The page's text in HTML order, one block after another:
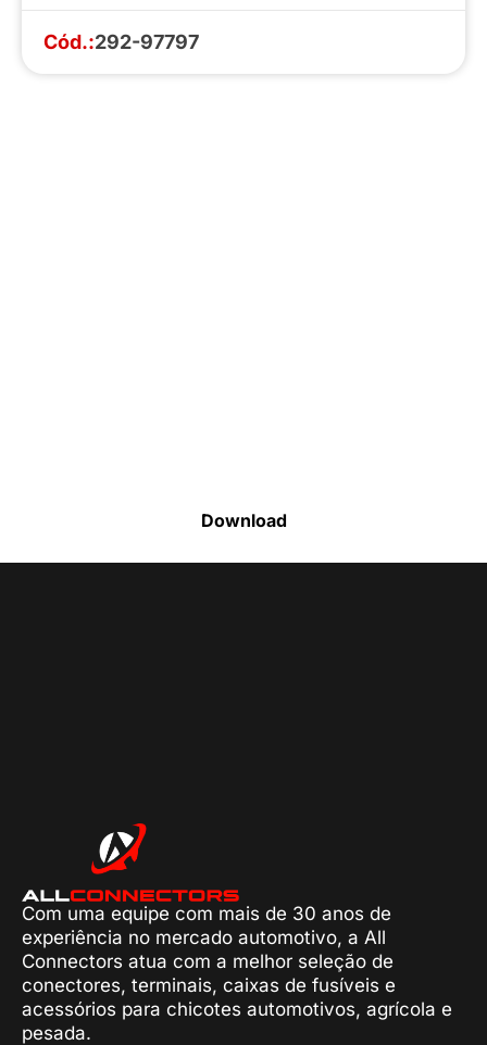
Cód.:292-97797
Download
Com uma equipe com mais de 30 anos de
experiência no mercado automotivo, a All
Connectors atua com a melhor seleção de
conectores, terminais, caixas de fusíveis e
acessórios para chicotes automotivos, agrícola e
pesada.